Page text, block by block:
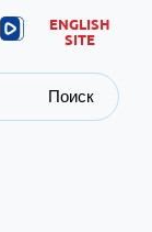
ENGLISH
SITE
Поиск